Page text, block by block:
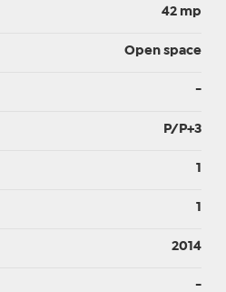
42 mp
Open space
-
P/P+3
1
1
2014
-